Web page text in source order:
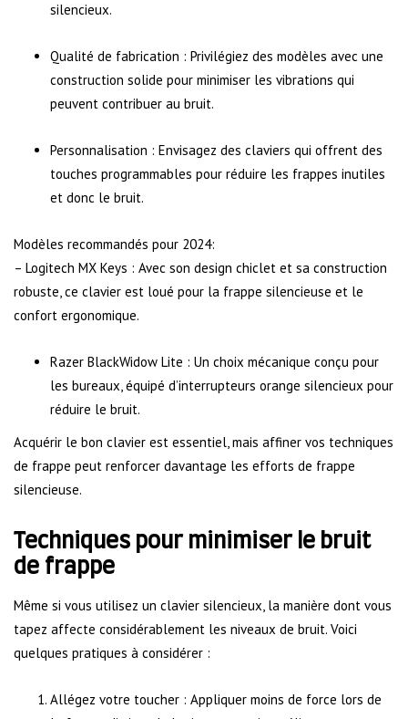
silencieux.
Qualité de fabrication : Privilégiez des modèles avec une
construction solide pour minimiser les vibrations qui
peuvent contribuer au bruit.
Personnalisation : Envisagez des claviers qui offrent des
touches programmables pour réduire les frappes inutiles
et donc le bruit.
Modèles recommandés pour 2024:
– Logitech MX Keys : Avec son design chiclet et sa construction
robuste, ce clavier est loué pour la frappe silencieuse et le
confort ergonomique.
Razer BlackWidow Lite : Un choix mécanique conçu pour
les bureaux, équipé d’interrupteurs orange silencieux pour
réduire le bruit.
Acquérir le bon clavier est essentiel, mais affiner vos techniques
de frappe peut renforcer davantage les efforts de frappe
silencieuse.
Techniques pour minimiser le bruit
de frappe
Même si vous utilisez un clavier silencieux, la manière dont vous
tapez affecte considérablement les niveaux de bruit. Voici
quelques pratiques à considérer :
Allégez votre toucher : Appliquer moins de force lors de